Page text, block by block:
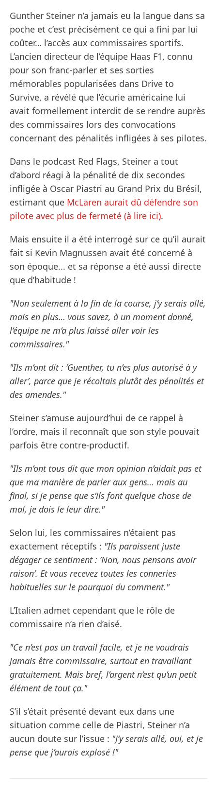
Gunther Steiner n’a jamais eu la langue dans sa
poche et c’est précisément ce qui a fini par lui
coûter… l’accès aux commissaires sportifs.
L’ancien directeur de l’équipe Haas F1, connu
pour son franc-parler et ses sorties
mémorables popularisées dans Drive to
Survive, a révélé que l’écurie américaine lui
avait formellement interdit de se rendre auprès
des commissaires lors des convocations
concernant des pénalités infligées à ses pilotes.
Dans le podcast Red Flags, Steiner a tout
d’abord réagi à la pénalité de dix secondes
infligée à Oscar Piastri au Grand Prix du Brésil,
estimant que McLaren aurait dû défendre son
pilote avec plus de fermeté (à lire ici).
Mais ensuite il a été interrogé sur ce qu’il aurait
fait si Kevin Magnussen avait été concerné à
son époque... et sa réponse a été aussi directe
que d’habitude !
"Non seulement à la fin de la course, j’y serais allé,
mais en plus… vous savez, à un moment donné,
l’équipe ne m’a plus laissé aller voir les
commissaires."
"Ils m’ont dit : ’Guenther, tu n’es plus autorisé à y
aller’, parce que je récoltais plutôt des pénalités et
des amendes."
Steiner s’amuse aujourd’hui de ce rappel à
l’ordre, mais il reconnaît que son style pouvait
parfois être contre-productif.
"Ils m’ont tous dit que mon opinion n’aidait pas et
que ma manière de parler aux gens… mais au
final, si je pense que s’ils font quelque chose de
mal, je dois le leur dire."
Selon lui, les commissaires n’étaient pas
exactement réceptifs : "Ils paraissent juste
dégager ce sentiment : ’Non, nous pensons avoir
raison’. Et vous recevez toutes les conneries
habituelles sur le pourquoi du comment."
L’Italien admet cependant que le rôle de
commissaire n’a rien d’aisé.
"Ce n’est pas un travail facile, et je ne voudrais
jamais être commissaire, surtout en travaillant
gratuitement. Mais bref, l’argent n’est qu’un petit
élément de tout ça."
S’il s’était présenté devant eux dans une
situation comme celle de Piastri, Steiner n’a
aucun doute sur l’issue : "J’y serais allé, oui, et je
pense que j’aurais explosé !"